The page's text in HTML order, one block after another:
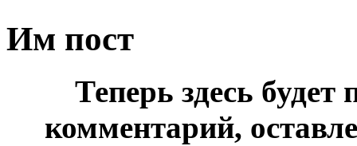
Им пост
Теперь здесь будет
комментарий,